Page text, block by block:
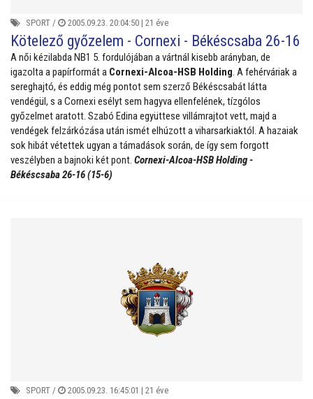
SPORT / 2005.09.23. 20:04:50 | 21 éve
Kötelező győzelem - Cornexi - Békéscsaba 26-16
A női kézilabda NB1 5. fordulójában a vártnál kisebb arányban, de
igazolta a papírformát a Cornexi-Alcoa-HSB Holding. A fehérváriak a
sereghajtó, és eddig még pontot sem szerző Békéscsabát látta
vendégül, s a Cornexi esélyt sem hagyva ellenfelének, tízgólos
győzelmet aratott. Szabó Edina együttese villámrajtot vett, majd a
vendégek felzárkózása után ismét elhúzott a viharsarkiaktól. A hazaiak
sok hibát vétettek ugyan a támadások során, de így sem forgott
veszélyben a bajnoki két pont. Cornexi-Alcoa-HSB Holding -
Békéscsaba 26-16 (15-6)
SPORT / 2005.09.23. 16:45:01 | 21 éve